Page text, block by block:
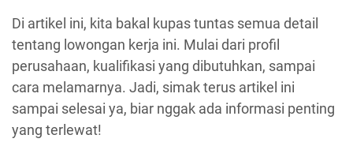
Di artikel ini, kita bakal kupas tuntas semua detail
tentang lowongan kerja ini. Mulai dari profil
perusahaan, kualifikasi yang dibutuhkan, sampai
cara melamarnya. Jadi, simak terus artikel ini
sampai selesai ya, biar nggak ada informasi penting
yang terlewat!